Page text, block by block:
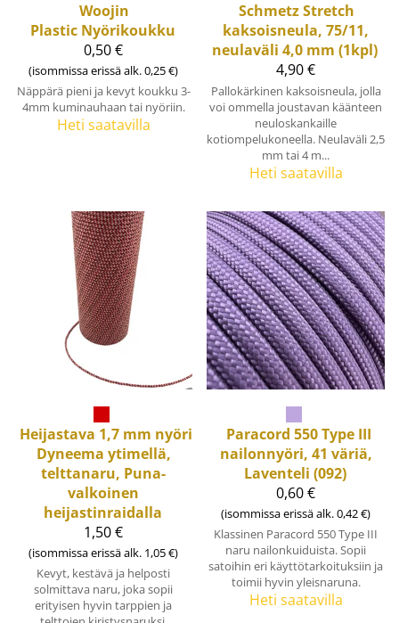
Woojin
Plastic Nyörikoukku
0,50 €
(isommissa erissä alk. 0,25 €)
Näppärä pieni ja kevyt koukku 3-
4mm kuminauhaan tai nyöriin.
Heti saatavilla
SchmetzStretch
kaksoisneula, 75/11,
neulaväli 4,0 mm (1kpl)
4,90 €
Pallokärkinen kaksoisneula, jolla
voi ommella joustavan käänteen
neuloskankaille
kotiompelukoneella. Neulaväli 2,5
mm tai 4 m...
Heti saatavilla
Heijastava 1,7 mm nyöri
Dyneema ytimellä,
telttanaru, Puna-
valkoinen
heijastinraidalla
1,50 €
(isommissa erissä alk. 1,05 €)
Kevyt, kestävä ja helposti
solmittava naru, joka sopii
erityisen hyvin tarppien ja
Paracord 550 Type III
nailonnyöri, 41 väriä,
Laventeli (092)
0,60 €
(isommissa erissä alk. 0,42 €)
Klassinen Paracord 550 Type III
naru nailonkuiduista. Sopii
satoihin eri käyttötarkoituksiin ja
toimii hyvin yleisnaruna.
Heti saatavilla